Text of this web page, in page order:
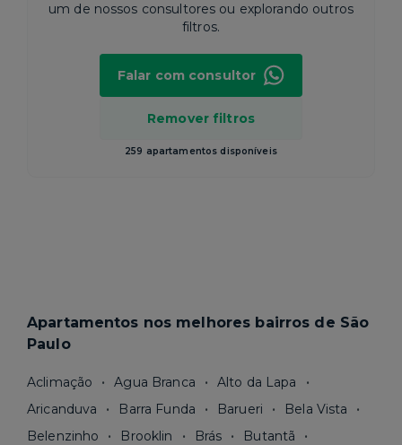
um de nossos consultores ou explorando outros
filtros.
Remover filtros
259 apartamentos disponíveis
Falar com consultor
Apartamentos nos melhores bairros de São
Paulo
Aclimação Agua Branca
Alto da Lapa
Aricanduva
Barra Funda Barueri
Bela Vista
Belenzinho
Brooklin Brás
Butantã